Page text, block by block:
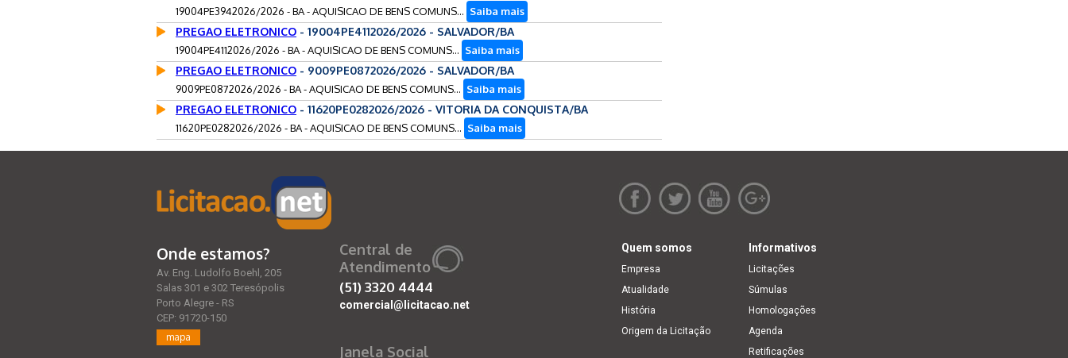
19004PE3942026/2026 - BA - AQUISICAO DE BENS COMUNS... Saiba mais
PREGAO ELETRONICO - 19004PE4112026/2026 - SALVADOR/BA
19004PE4112026/2026 - BA - AQUISICAO DE BENS COMUNS... Saiba mais
PREGAO ELETRONICO - 9009PE0872026/2026 - SALVADOR/BA
9009PE0872026/2026 - BA - AQUISICAO DE BENS COMUNS... Saiba mais
PREGAO ELETRONICO - 11620PE0282026/2026 - VITORIA DA CONQUISTA/BA
11620PE0282026/2026 - BA - AQUISICAO DE BENS COMUNS... Saiba mais
Onde estamos?
Av. Eng. Ludolfo Boehl, 205
Salas 301 e 302 Teresópolis
Porto Alegre - RS
CEP: 91720-150
mapa
Central de
Atendimento
(51)3320 4444
comercial@licitacao.net
Janela Social
Quem somos
Empresa
Atualidade
História
Origem da Licitação
Informativos
Licitações
Súmulas
Homologações
Agenda
Retificações